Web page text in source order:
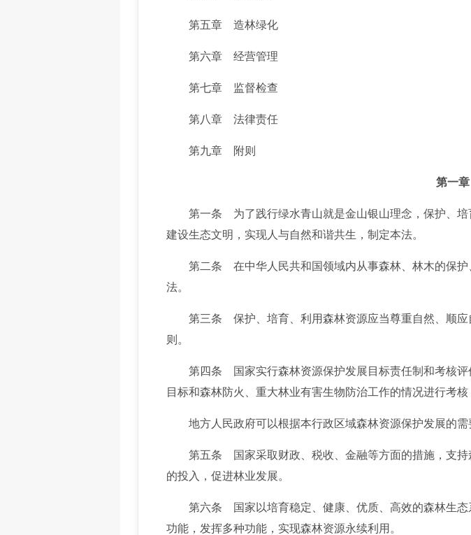
第五章 造林绿化
第六章 经营管理
第七章 监督检查
第八章 法律责任
第九章 附则
第一
第一条 为了践行绿水青山就是金山银山理念，保护、培
建设生态文明，实现人与自然和谐共生，制定本法。
第二条 在中华人民共和国领域内从事森林、林木的保护
法。
第三条 保护、培育、利用森林资源应当尊重自然、顺应
则。
第四条 国家实行森林资源保护发展目标责任制和考核评
目标和森林防火、重大林业有害生物防治工作的情况进行考核
地方人民政府可以根据本行政区域森林资源保护发展的需
第五条 国家采取财政、税收、金融等方面的措施，支持
的投入，促进林业发展。
第六条 国家以培育稳定、健康、优质、高效的森林生态
功能，发挥多种功能，实现森林资源永续利用。